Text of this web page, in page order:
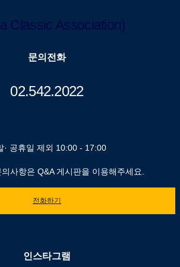
Classic Association)
문의전화
02.542.2022
· 공휴일 제외 10:00 - 17:00
사항은 Q&A 게시판을 이용해주세요.
전화하기
인스타그램